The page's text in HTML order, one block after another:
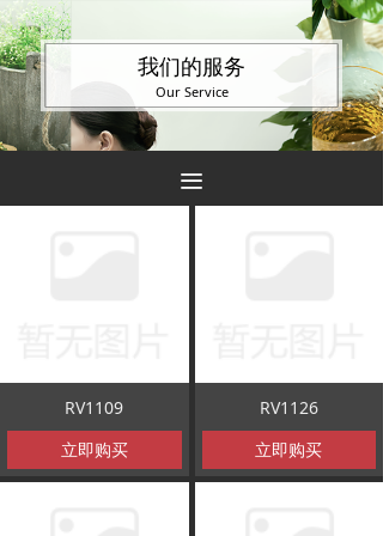
我们的服务
Our Service
끀
RV1109
立即购买
RV1126
立即购买